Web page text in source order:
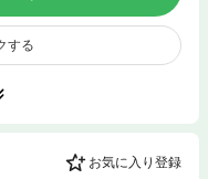
する
お気に入り登録